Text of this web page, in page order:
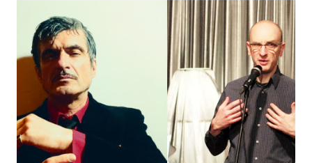
Krähe und ihn an, er die Krähe und mich, wir lächelten
gleichzeitig amüsiert. “Vorsicht!”, sagte ich zu ihm, “im
Wedding muss man immer aufpassen!” “Mach ich!”,
bestätigte der freundliche Nachbar, "Hab alles im Blick!”
Wir fixierten die ertappte Krähe, die sich zurückzog.
Heute ging sie leer aus, Abspann, Ende. Die Brauseboys am
Donnerstag, 4.6. (20 Uhr) Mit Mareike Barmeyer , Jobinski
und Bjarne Haus der Sinne (Ystader St...